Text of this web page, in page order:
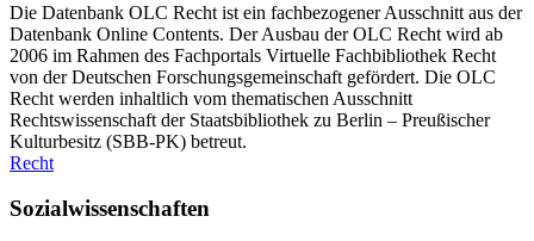
Die Datenbank OLC Recht ist ein fachbezogener Ausschnitt aus der
Datenbank Online Contents. Der Ausbau der OLC Recht wird ab
2006 im Rahmen des Fachportals Virtuelle Fachbibliothek Recht
von der Deutschen Forschungsgemeinschaft gefördert. Die OLC
Recht werden inhaltlich vom thematischen Ausschnitt
Rechtswissenschaft der Staatsbibliothek zu Berlin – Preußischer
Kulturbesitz (SBB-PK) betreut.
Recht
Sozialwissenschaften